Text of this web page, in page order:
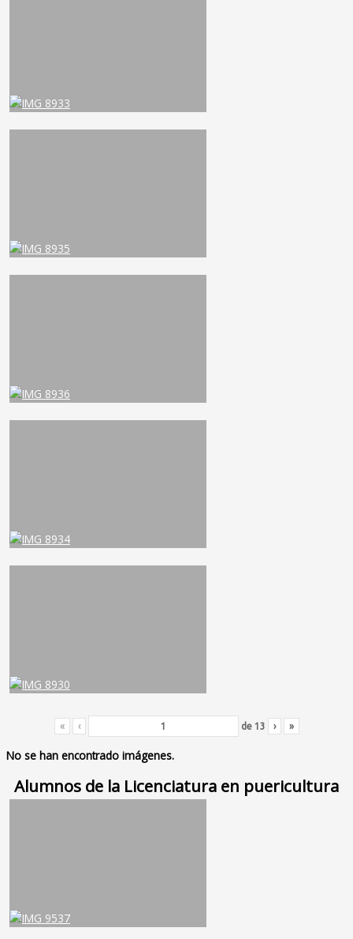
« ‹ de 13 › »
No se han encontrado imágenes.
Alumnos de la Licenciatura en puericultura